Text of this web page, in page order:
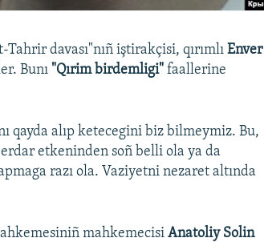
Tahrir davası"nıñ iştirakçisi, qırımlıEnver
Bunı "Qırim birdemligi"faallerine
qayda alıp ketecegini biz bilmeymiz. Bu,
etkeninden soñ belli ola ya da
razı ola. Vaziyetni nezaret altında
mahkemecisiAnatoliy Solin